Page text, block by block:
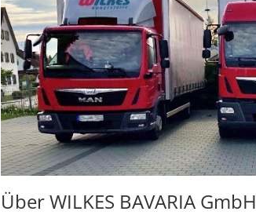
Über WILKES BAVARIA GmbH